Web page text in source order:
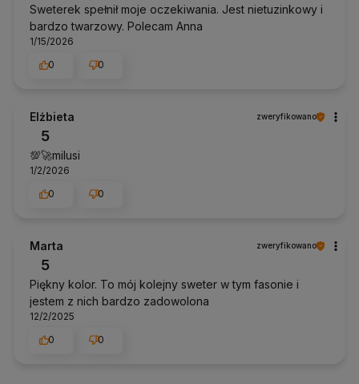
Sweterek spełnił moje oczekiwania. Jest nietuzinkowy i
bardzo twarzowy. Polecam Anna
1/15/2026
0
0
Elżbieta zweryfikowano
5
💯🚀milusi
1/2/2026
0
0
Marta zweryfikowano
5
Piękny kolor. To mój kolejny sweter w tym fasonie i
jestem z nich bardzo zadowolona
12/2/2025
0
0